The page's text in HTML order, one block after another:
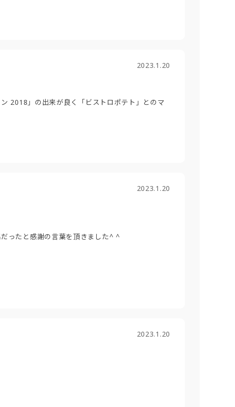
2023.1.20
2018」の出来が良く「ビストロポテト」とのマ
2023.1.20
ったと感謝の言葉を頂きました^ ^
2023.1.20